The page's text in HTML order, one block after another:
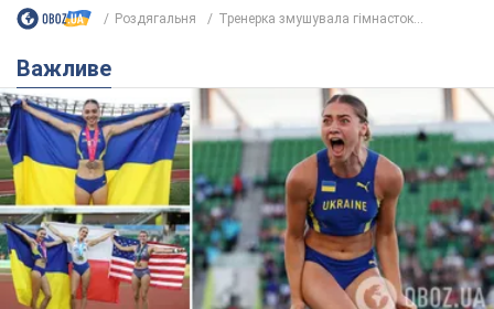
Красуня зі Львова з рекордом виграла
історичну медаль для України на чемпіонаті
світу з легкої атлетики U20. Відео
Наша співвітчизниця блискуче виступила в Орегоні
11 часов назад 50,2 т.